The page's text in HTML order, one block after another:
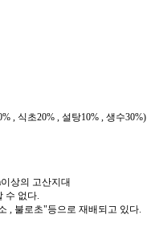
, 식초20% , 설탕10% , 생수30%)
상의 고산지대
수 없다.
, 불로초"등으로 재배되고 있다.